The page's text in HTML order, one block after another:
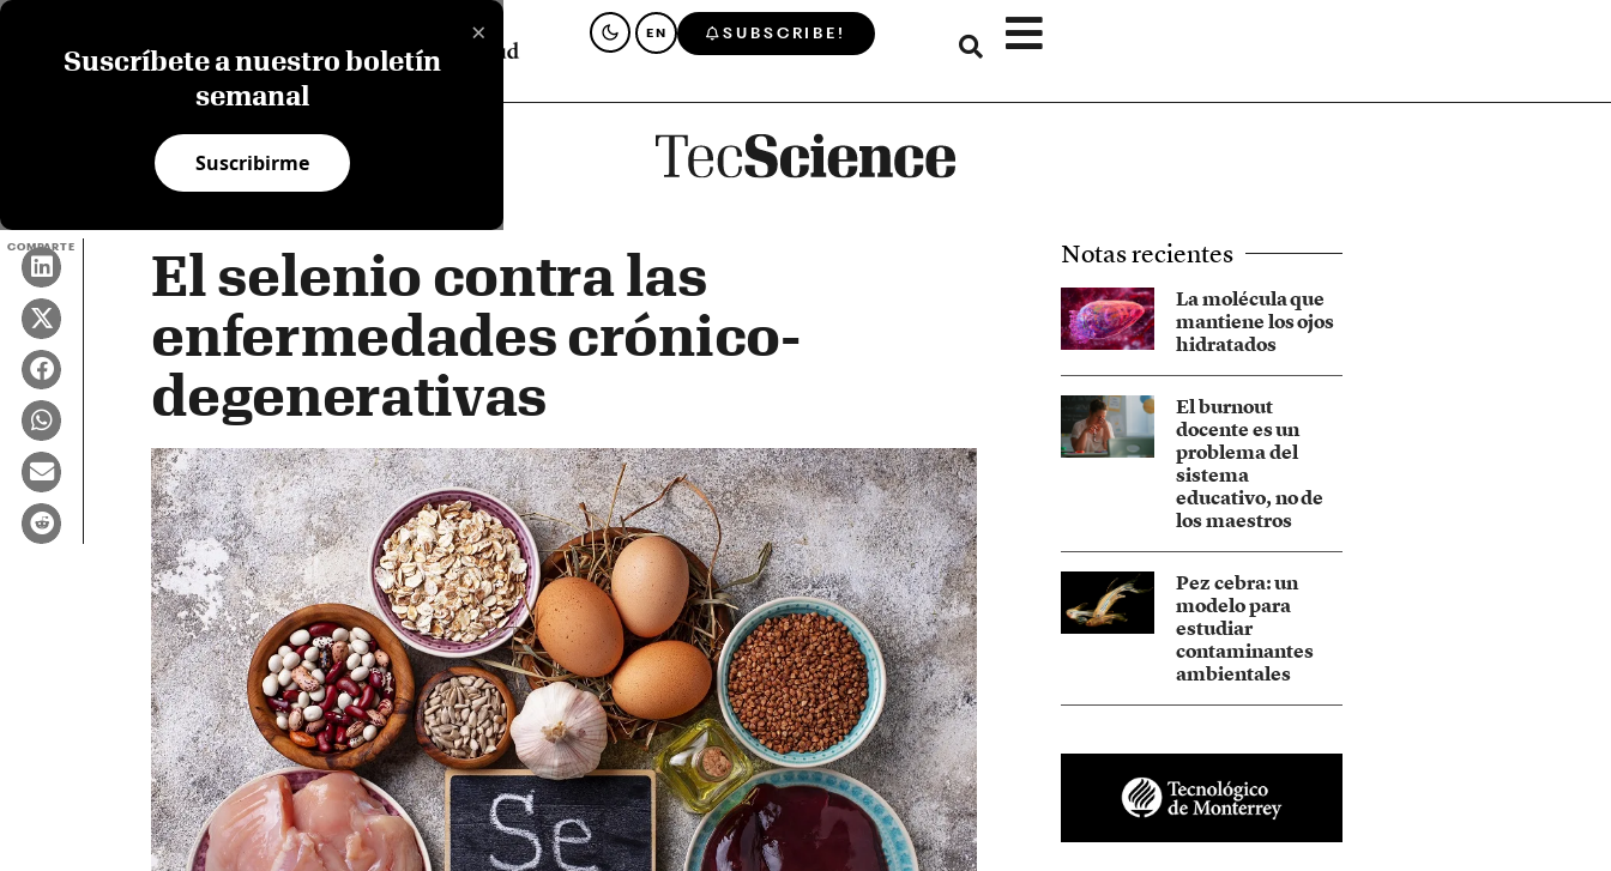
×
Suscríbete a nuestro boletín
semanal
Suscribirme
EN SUBSCRIBE!
COMPARTE
El selenio contra las
enfermedades crónico-
degenerativas
Notas recientes
La molécula que
mantiene los ojos
hidratados
El burnout
docente es un
problema del
sistema
educativo, no de
los maestros
Pez cebra: un
modelo para
estudiar
contaminantes
ambientales